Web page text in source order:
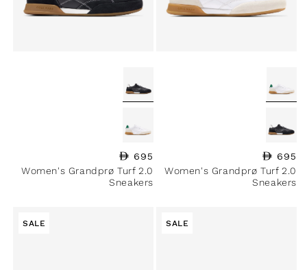
السعر العادي
695
Women's Grandprø Turf 2.0
Sneakers
السعر العادي
695
Women's Grandprø Turf 2.0
Sneakers
SALE
SALE